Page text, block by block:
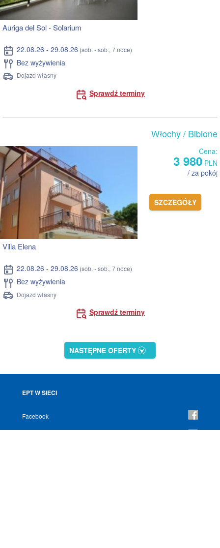
Auriga del Sol - Solarium
22.08.26 - 29.08.26 (sob. - sob., 7 noce)
Bez wyżywienia
Dojazd własny
Sprawdź terminy
Włochy/ Bibione
Cena:
3 980 PLN
/ za pokój
SZCZEGÓŁY
Villa Elena
22.08.26 - 29.08.26 (sob. - sob., 7 noce)
Bez wyżywienia
Dojazd własny
Sprawdź terminy
NASTĘPNE OFERTY
EPT W SIECI
Facebook